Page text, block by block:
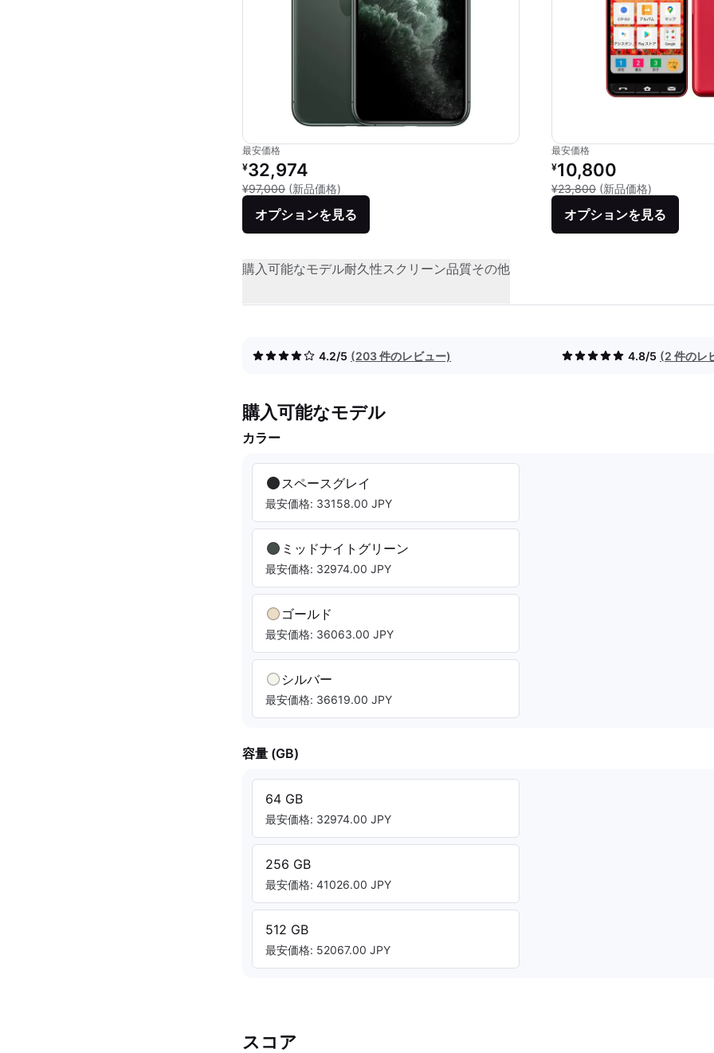
最安価格
リファービッシュ品の価格：
¥32,974
¥97,000 (新品価格)
オプションを見る
最安価格
リファービッシュ品の価格：
¥10,800
¥23,800 (新品価格)
オプションを見る
購入可能なモデル耐久性スクリーン品質その他
4.2/5 (203 件のレビュー) 4.8/5 (2 件のレ
購入可能なモデル
カラー
スペースグレイ
最安価格: 33158.00 JPY
ミッドナイトグリーン
最安価格: 32974.00 JPY
ゴールド
最安価格: 36063.00 JPY
シルバー
最安価格: 36619.00 JPY
容量 (GB)
64 GB
最安価格: 32974.00 JPY
256 GB
最安価格: 41026.00 JPY
512 GB
最安価格: 52067.00 JPY
スコア